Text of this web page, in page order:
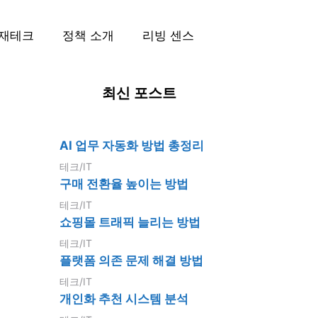
테크 정책 소개 리빙 센스
최신 포스트
AI 업무 자동화 방법 총정리
테크/IT
구매 전환율 높이는 방법
테크/IT
쇼핑몰 트래픽 늘리는 방법
테크/IT
플랫폼 의존 문제 해결 방법
테크/IT
개인화 추천 시스템 분석